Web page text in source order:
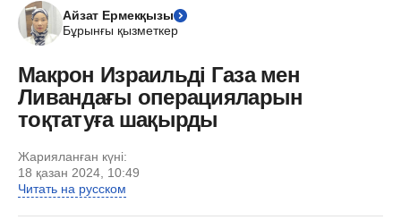
Айзат Ермекқызы
Бұрынғы қызметкер
Макрон Израильді Газа мен
Ливандағы операцияларын
тоқтатуға шақырды
Жарияланған күні:
18 қазан 2024, 10:49
Читать на русском